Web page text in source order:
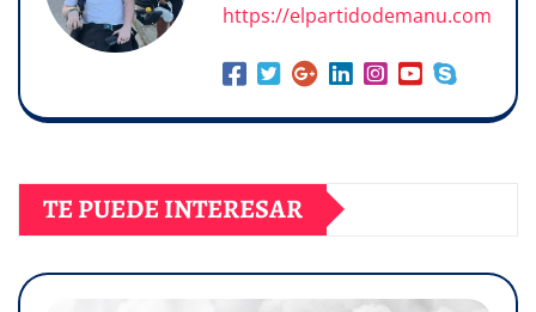
https://elpartidodemanu.com
TE PUEDE INTERESAR